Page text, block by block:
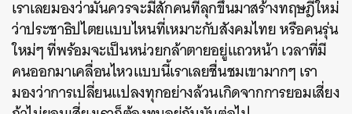
เราเลยมองว่ามันควรจะมีสักคนที่ลุกขึ้นมาสร้างทฤษฎีใหม่
ว่าประชาธิปไตยแบบไหนที่เหมาะกับสังคมไทย หรือคนรุ่น
ใหม่ๆ ที่พร้อมจะเป็นหน่วยกล้าตายอยู่แถวหน้า เวลาที่มี
คนออกมาเคลื่อนไหวแบบนี้เราเลยชื่นชมเขามากๆ เรา
มองว่าการเปลี่ยนแปลงทุกอย่างล้วนเกิดจากการยอมเสี่ยง